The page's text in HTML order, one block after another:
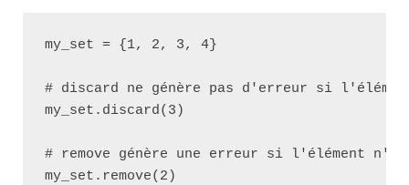
my_set = {1, 2, 3, 4}
# discard ne génère pas d'erreur si
my_set.discard(3)
# remove génère une erreur si l'élément